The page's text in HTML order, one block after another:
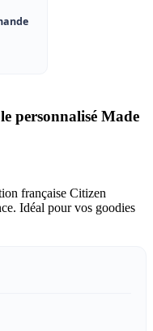
personnalisé Made
française Citizen
Idéal pour vos goodies